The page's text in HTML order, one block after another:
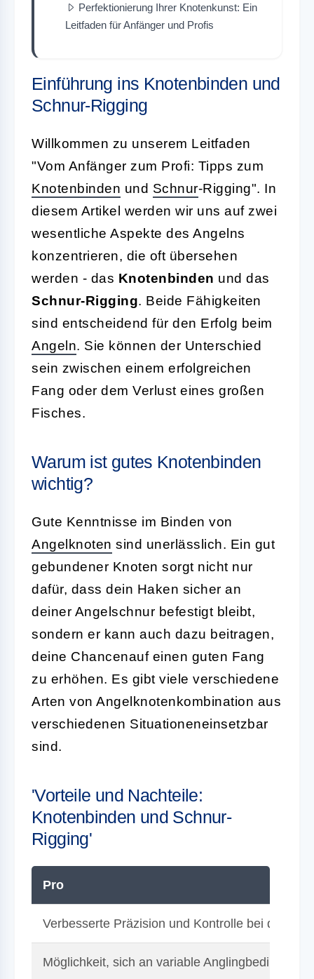
Perfektionierung Ihrer Knotenkunst: Ein
Leitfaden für Anfänger und Profis
Einführung ins Knotenbinden und
Schnur-Rigging
Willkommen zu unserem Leitfaden
"Vom Anfänger zum Profi: Tipps zum
Knotenbinden und Schnur-Rigging". In
diesem Artikel werden wir uns auf zwei
wesentliche Aspekte des Angelns
konzentrieren, die oft übersehen
werden - das Knotenbinden und das
Schnur-Rigging. Beide Fähigkeiten
sind entscheidend für den Erfolg beim
Angeln. Sie können der Unterschied
sein zwischen einem erfolgreichen
Fang oder dem Verlust eines großen
Fisches.
Warum ist gutes Knotenbinden
wichtig?
Gute Kenntnisse im Binden von
Angelknoten sind unerlässlich. Ein gut
gebundener Knoten sorgt nicht nur
dafür, dass dein Haken sicher an
deiner Angelschnur befestigt bleibt,
sondern er kann auch dazu beitragen,
deine Chancenauf einen guten Fang
zu erhöhen. Es gibt viele verschiedene
Arten von Angelknotenkombination aus
verschiedenen Situationeneinsetzbar
sind.
'Vorteile und Nachteile:
Knotenbinden und Schnur-
Rigging'
Pro
Verbesserte Präzision und Kontrolle bei der
Möglichkeit, sich an variable